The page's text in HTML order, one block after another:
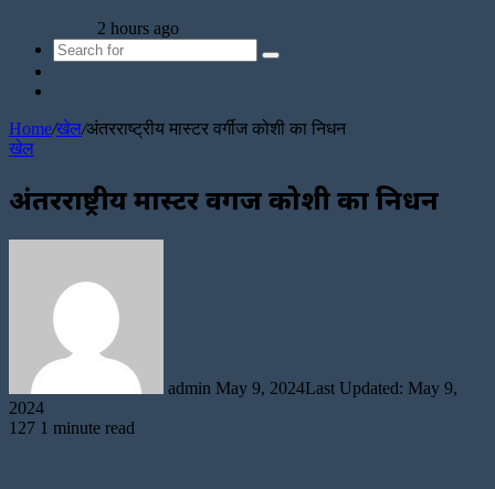
2 hours ago
Search
Home/खेल/अंतरराष्ट्रीय मास्टर वर्गीज कोशी का निधन
खेल
अंतरराष्ट्रीय मास्टर वर्गीज कोशी का निधन
admin May 9, 2024Last Updated: May 9,
2024
127 1 minute read